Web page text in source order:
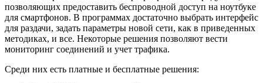
позволяющих предоставить беспроводной доступ на ноутбуке
для смартфонов. В программах достаточно выбрать интерфейс
для раздачи, задать параметры новой сети, как в приведенных
методиках, и все. Некоторые решения позволяют вести
мониторинг соединений и учет трафика.
Среди них есть платные и бесплатные решения: